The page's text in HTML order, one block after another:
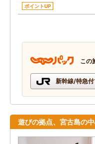
ポイントUP
この
新幹線/特急
遊びの拠点、宮古島の中